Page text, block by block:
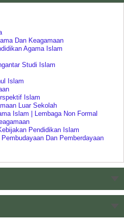
Dan Keagamaan
Agama Islam
Studi Islam
Islam
Islam
Luar Sekolah
Islam | Lembaga Non Formal
Pendidikan Islam
Dan Pemberdayaan
Agama Islam
Sistem Pendidikan di Indonesia
Program Diploma